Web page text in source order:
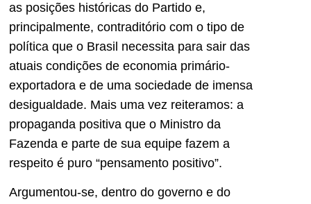
as posições históricas do Partido e,
principalmente, contraditório com o tipo de
política que o Brasil necessita para sair das
atuais condições de economia primário-
exportadora e de uma sociedade de imensa
desigualdade. Mais uma vez reiteramos: a
propaganda positiva que o Ministro da
Fazenda e parte de sua equipe fazem a
respeito é puro “pensamento positivo”.
Argumentou-se, dentro do governo e do